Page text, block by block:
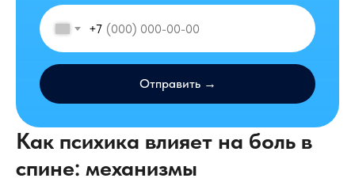
+7
Отправить →
Как психика влияет на боль в
спине: механизмы